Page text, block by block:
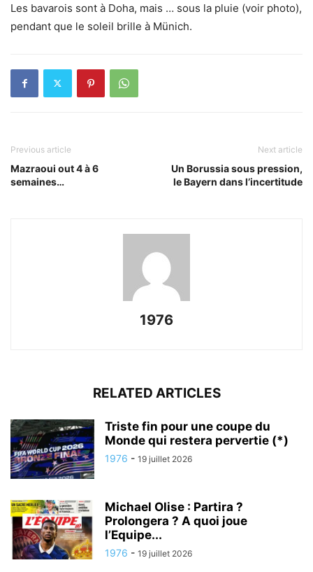
Les bavarois sont à Doha, mais … sous la pluie (voir photo),
pendant que le soleil brille à Münich.
Previous article
Mazraoui out 4 à 6
semaines…
Next article
Un Borussia sous pression,
le Bayern dans l’incertitude
1976
RELATED ARTICLES
Triste fin pour une coupe du
Monde qui restera pervertie (*)
1976 - 19 juillet 2026
Michael Olise : Partira ?
Prolongera ? A quoi joue
l’Equipe...
1976 - 19 juillet 2026